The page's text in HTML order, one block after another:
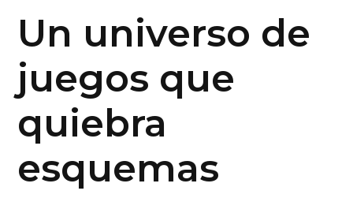
Un universo de
juegos que
quiebra
esquemas